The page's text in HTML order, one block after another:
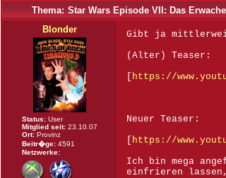
Thema: Star Wars Episode VII: Das
Blonder
Status: User
Mitglied seit: 23.10.07
Ort: Provinz
Beitr�ge: 4591
Netzwerke:
Gibt ja
(Alter) Teaser:
https://
Neuer Teaser:
https://
Ich bin mega
einfrieren